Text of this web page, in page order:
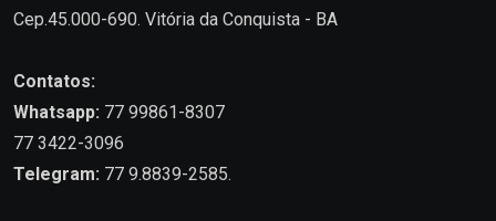
Cep.45.000-690. Vitória da Conquista - BA
Contatos:
Whatsapp: 77 99861-8307
77 3422-3096
Telegram: 77 9.8839-2585.